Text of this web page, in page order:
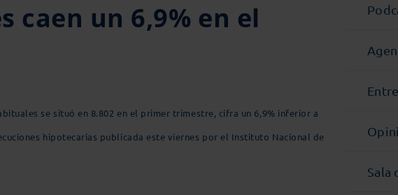
caen un 6,9% en el
se situó en 8.802 en el primer trimestre, cifra un 6,9% inferior a
hipotecarias publicada este viernes por el Instituto Nacional de
Sala